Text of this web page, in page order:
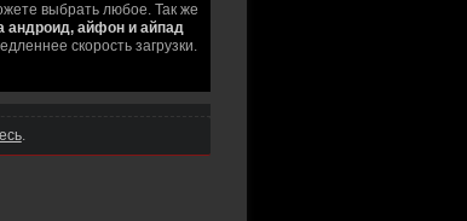
выбрать любое. Так же
андроид, айфон и айпад
скорость загрузки.
.